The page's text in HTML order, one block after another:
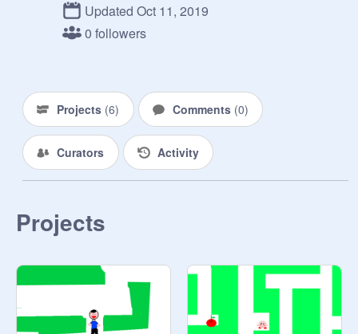
Updated Oct 11, 2019
0 followers
Projects (6) Comments (0)
Curators Activity
Projects